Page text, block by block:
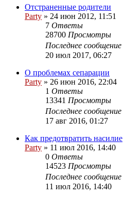
Отстраненные родители
Party » 24 июн 2012, 11:51
7 Ответы
28700 Просмотры
Последнее сообщение
20 июл 2017, 06:27
О проблемах сепарации
Party » 26 июн 2016, 22:04
1 Ответы
13341 Просмотры
Последнее сообщение
17 авг 2016, 01:27
Как предотвратить насилие
Party » 11 июл 2016, 14:40
0 Ответы
14523 Просмотры
Последнее сообщение
11 июл 2016, 14:40